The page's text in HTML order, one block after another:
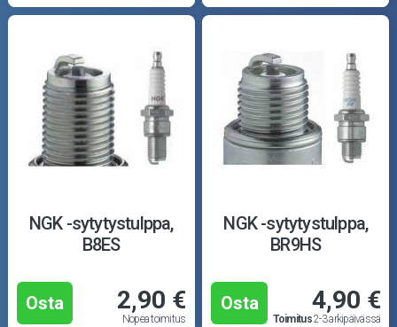
NGK -sytytystulppa,
B8ES
Osta 2,90 €
Nopea toimitus
NGK -sytytystulppa,
BR9HS
Osta 4,90 €
Toimitus2-3 arkipäivässä